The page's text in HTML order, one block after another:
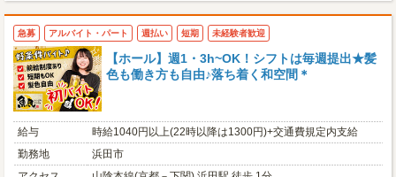
急募 アルバイト・パート 週払い 短期 未経験者歓迎
【ホール】週1・3h~OK！シフトは毎週提出★髪
色も働き方も自由♪落ち着く和空間＊
給与
時給1040円以上(22時以降は1300円)+交通費規定内支給
勤務地
浜田市